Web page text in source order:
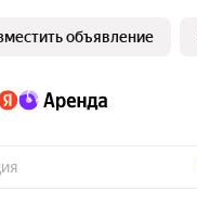
объявление